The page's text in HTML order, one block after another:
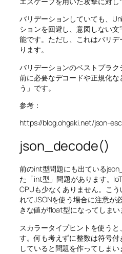
バリデーションしていても、
ションを回避し、意図しない
能です。ただし、これはバリ
ります。
バリデーションのベストプラ
前に必要なデコードや正規化
う」です。
参考：
https://blog.ohgaki.net/json-
json_decode()
前のint型問題にも出ている
た「int型」問題があります。
CPUも少なくありません。こ
れてJSONを使う場合に注意が
きな値がfloat型になってしまい
スカラータイプヒントを使う
す。何も考えずに整数は符号
していると問題を作ってしまい